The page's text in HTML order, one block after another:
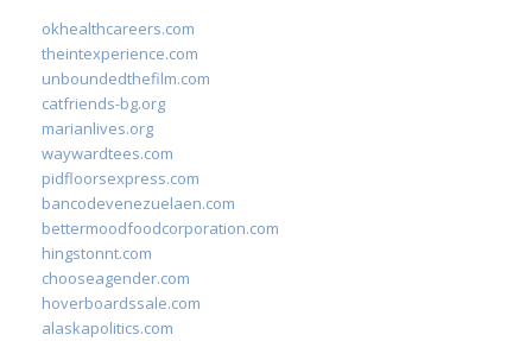
okhealthcareers.com
theintexperience.com
unboundedthefilm.com
catfriends-bg.org
marianlives.org
waywardtees.com
pidfloorsexpress.com
bancodevenezuelaen.com
bettermoodfoodcorporation.com
hingstonnt.com
chooseagender.com
hoverboardssale.com
alaskapolitics.com